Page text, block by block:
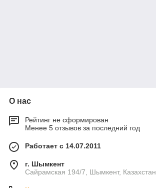
О нас
Рейтинг не сформирован
Менее 5 отзывов за последний год
Работает с 14.07.2011
г. Шымкент
Сайрамская 194/7, Шымкент, Казахстан